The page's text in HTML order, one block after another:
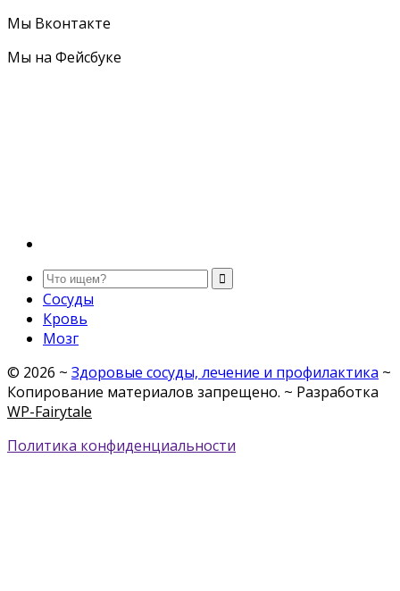
Мы Вконтакте
Мы на Фейсбуке
Сосуды
Кровь
Мозг
© 2026 ~ Здоровые сосуды, лечение и профилактика ~
Копирование материалов запрещено. ~ Разработка
WP-Fairytale
Политика конфиденциальности